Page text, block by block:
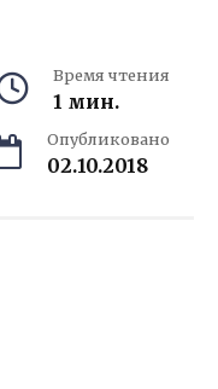
Время чтения
1 мин.
Опубликовано
02.10.2018